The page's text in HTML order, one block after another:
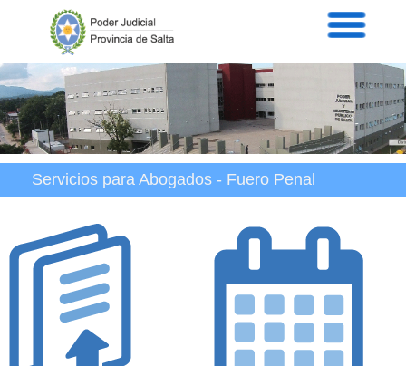
Servicios
Prensa
Intranet
Contacto
Servicios para Abogados - Fuero Penal